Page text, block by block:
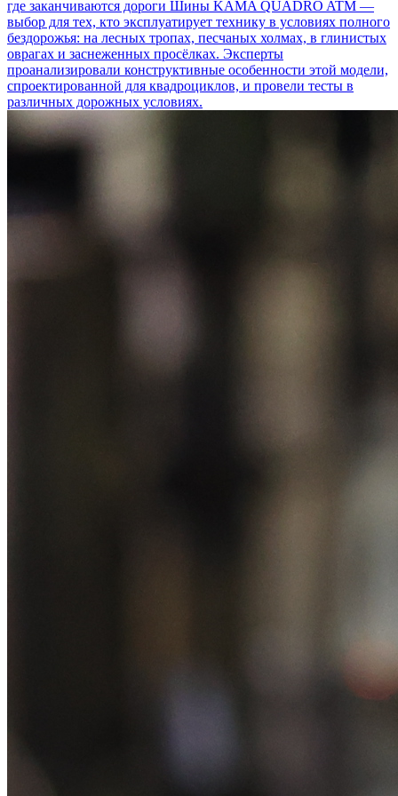
где заканчиваются дороги Шины KAMA QUADRO ATM —
выбор для тех, кто эксплуатирует технику в условиях полного
бездорожья: на лесных тропах, песчаных холмах, в глинистых
оврагах и заснеженных просёлках. Эксперты
проанализировали конструктивные особенности этой модели,
спроектированной для квадроциклов, и провели тесты в
различных дорожных условиях.